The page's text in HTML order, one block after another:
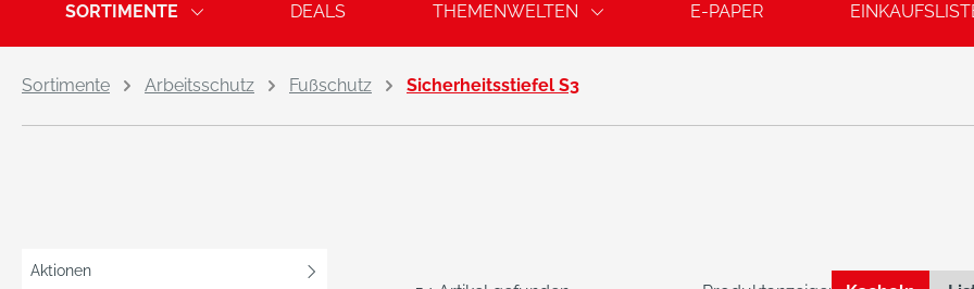
SORTIMENTE DEALS THEMENWELTEN E-PAPER
Sortimente Arbeitsschutz Fußschutz Sicherheitsstiefel S3
Aktionen